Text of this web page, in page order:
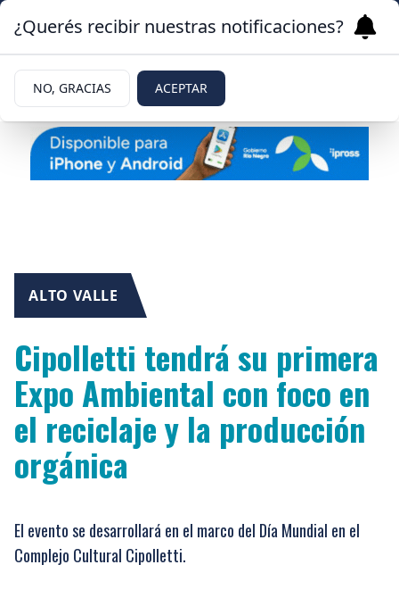
ALTO VALLE
Cipolletti tendrá su primera
Expo Ambiental con foco en
el reciclaje y la producción
orgánica
El evento se desarrollará en el marco del Día Mundial en el
Complejo Cultural Cipolletti.
¿Querés recibir nuestras notificaciones?
NO, GRACIAS ACEPTAR